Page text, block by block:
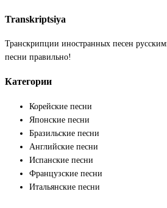
Transkriptsiya
Транскрипции иностранных песен
песни правильно!
Категории
Корейские песни
Японские песни
Бразильские песни
Английские песни
Испанские песни
Французские песни
Итальянские песни